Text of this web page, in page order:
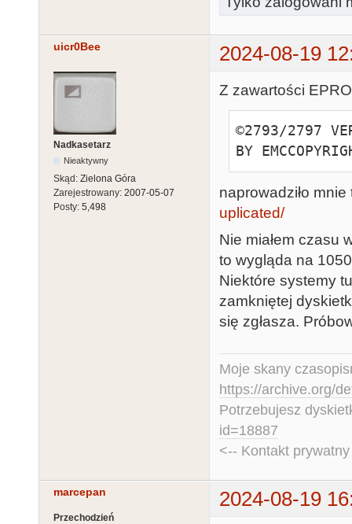
uicr0Bee 2024-08-19
Nadkasetarz
Nieaktywny
Skąd: Zielona Góra
Zarejestrowany: 2007-05-07
Posty: 5,498
Z zawartości
©2793/2797
BY
naprowadziło
uplicated/
Nie miałem czasu
to wygląda na
Niektóre systemy
zamkniętej
się zgłasza.
Moje skany
https://archive.org/
Potrzebujesz
id=18887
<-- Kontakt
marcepan 2024-08-19
Przechodzień